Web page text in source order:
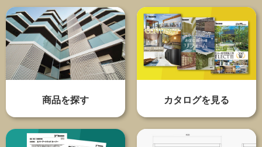
商品を探す カタログを見る